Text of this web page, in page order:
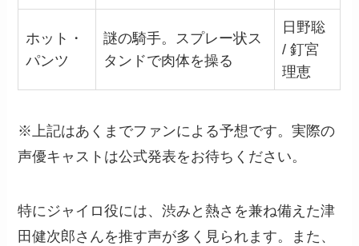
ホット・
パンツ
謎の騎手。スプレー状ス
タンドで肉体を操る
日野聡
/ 釘宮
理恵
※上記はあくまでファンによる予想です。実際の
声優キャストは公式発表をお待ちください。
特にジャイロ役には、渋みと熱さを兼ね備えた津
田健次郎さんを推す声が多く見られます。また、